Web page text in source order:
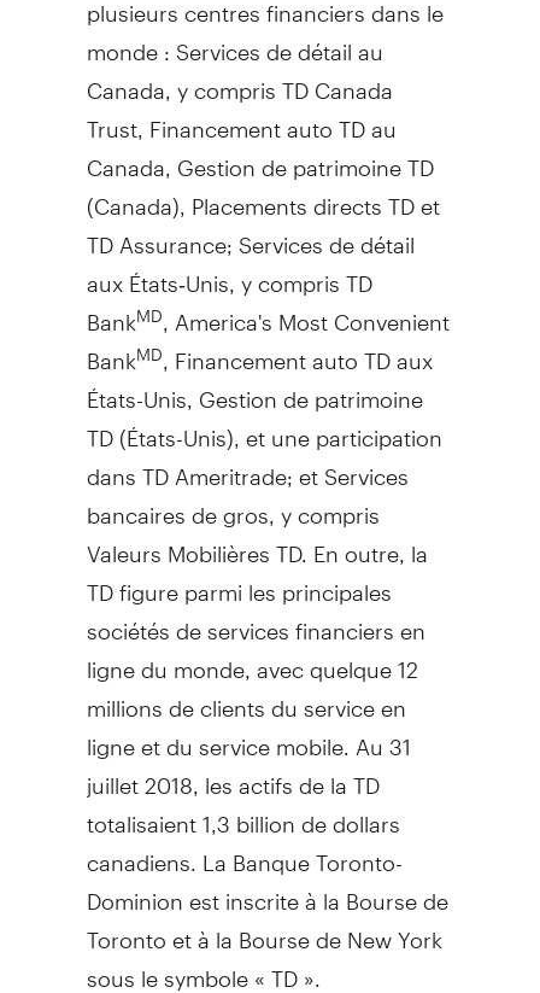
monde : Services de détail au
Canada , y compris TD Canada
Trust, Financement auto TD au
Canada Gestion depatrimoine TD
(Canada), Placements directs TD et
TD Assurance; Services de détail
aux États‑Unis, y compris TD
BankMD , America's Most Convenient
BankMD , Financement auto TD aux
États-Unis, Gestion depatrimoine
TD (États-Unis), et une participation
dans TD Ameritrade; et Services
bancaires de gros, y compris
Valeurs Mobilières TD. En outre, la
TD figure parmi les principales
sociétés de services financiers en
ligne du monde, avec quelque 12
millions de clients du service en
ligne et du service mobile. Au 31
juillet 2018, les actifs de la TD
totalisaient 1,3 billion de dollars
canadiens. La Banque Toronto-
Dominion est inscrite à la Bourse de
Torontoet à la Bourse deNew York
sous le symbole « TD ».